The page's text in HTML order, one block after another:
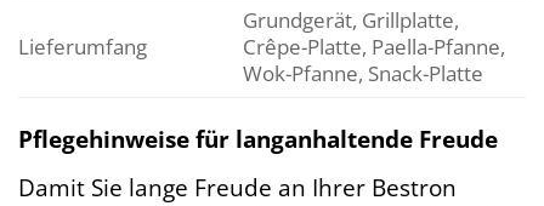
Lieferumfang
Grundgerät, Grillplatte,
Crêpe-Platte, Paella-Pfanne,
Wok-Pfanne, Snack-Platte
Pflegehinweise für langanhaltende Freude
Damit Sie lange Freude an Ihrer Bestron